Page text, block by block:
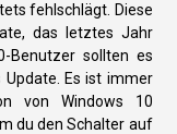
fehlschlägt. Diese
das letztes Jahr
Benutzer sollten es
Es ist immer
von Windows 10
du den Schalter auf